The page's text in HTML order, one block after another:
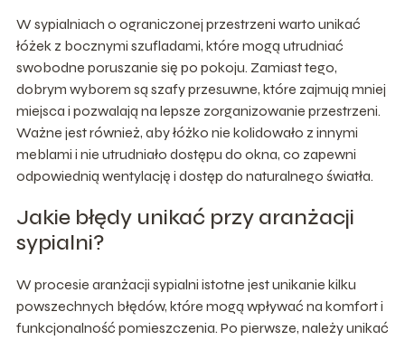
W sypialniach o ograniczonej przestrzeni warto unikać
łóżek z bocznymi szufladami, które mogą utrudniać
swobodne poruszanie się po pokoju. Zamiast tego,
dobrym wyborem są szafy przesuwne, które zajmują mniej
miejsca i pozwalają na lepsze zorganizowanie przestrzeni.
Ważne jest również, aby łóżko nie kolidowało z innymi
meblami i nie utrudniało dostępu do okna, co zapewni
odpowiednią wentylację i dostęp do naturalnego światła.
Jakie błędy unikać przy aranżacji
sypialni?
W procesie aranżacji sypialni istotne jest unikanie kilku
powszechnych błędów, które mogą wpływać na komfort i
funkcjonalność pomieszczenia. Po pierwsze, należy unikać